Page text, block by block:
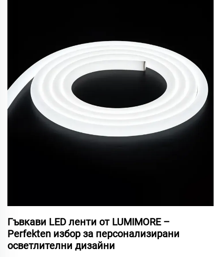
Гъвкави LED ленти от LUMIMORE –
Perfekten избор за персонализирани
осветлителни дизайни